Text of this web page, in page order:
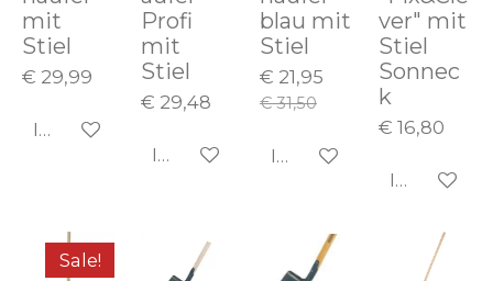
mit
Stiel
€ 29,99
In den Warenkorb
Profi
mit
Stiel
€ 29,48
In den Warenkorb
blau mit
Stiel
€ 21,95
€ 31,50
In den Warenkorb
ver" mit
Stiel
Sonnec
k
€ 16,80
In den
Sale!